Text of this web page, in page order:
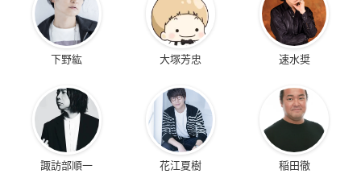
下野紘 大塚芳忠 速水奨
諏訪部順一 花江夏樹 稲田徹